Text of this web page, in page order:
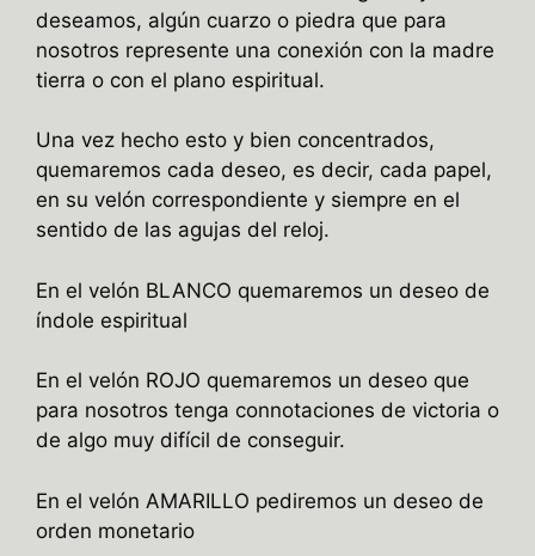
deseamos, algún cuarzo o piedra que para
nosotros represente una conexión con la madre
tierra o con el plano espiritual.
Una vez hecho esto y bien concentrados,
quemaremos cada deseo, es decir, cada papel,
en su velón correspondiente y siempre en el
sentido de las agujas del reloj.
En el velón BLANCO quemaremos un deseo de
índole espiritual
En el velón ROJO quemaremos un deseo que
para nosotros tenga connotaciones de victoria o
de algo muy difícil de conseguir.
En el velón AMARILLO pediremos un deseo de
orden monetario